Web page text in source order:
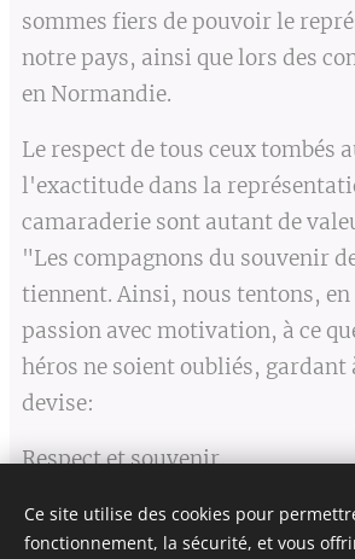
sommes fiers de pouvoir le
notre pays, ainsi que lors des
en Normandie.
Le respect de tous ceux tombés
l'exactitude dans la
camaraderie sont autant de
"Les compagnons du souvenir
tiennent. Ainsi, nous tentons,
passion avec motivation, à ce
héros ne soient oubliés,
devise:
Respect et souvenir.
Ce site utilise des cookies pour
fonctionnement, la sécurité, et vous